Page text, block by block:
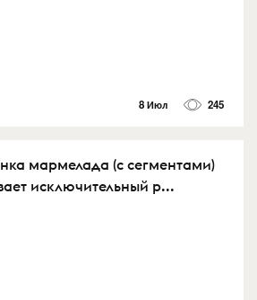
8 Июл 245
мармелада (с сегментами)
исключительный р...